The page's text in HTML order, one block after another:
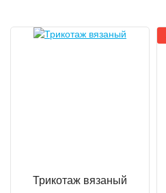
Трикотаж вязаный